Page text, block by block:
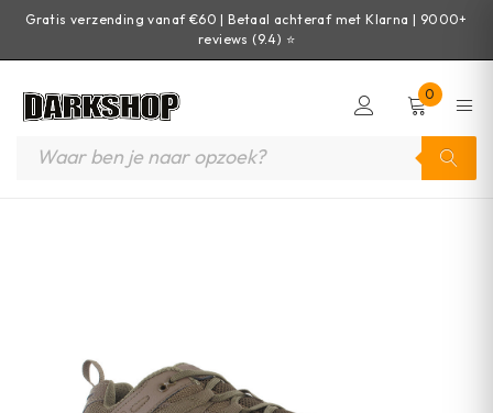
Gratis verzending vanaf €60 | Betaal achteraf met Klarna | 9000+
reviews (9.4) ⭐
0